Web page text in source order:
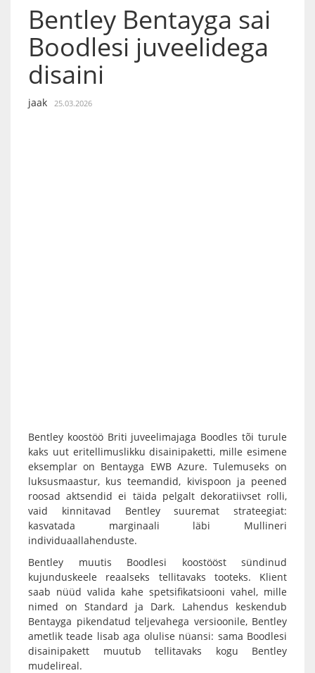
Bentley Bentayga sai
Boodlesi juveelidega
disaini
jaak 25.03.2026
Bentley koostöö Briti juveelimajaga Boodles tõi turule
kaks uut eritellimuslikku disainipaketti, mille esimene
eksemplar on Bentayga EWB Azure. Tulemuseks on
luksusmaastur, kus teemandid, kivispoon ja peened
roosad aktsendid ei täida pelgalt dekoratiivset rolli,
vaid kinnitavad Bentley suuremat strateegiat:
kasvatada marginaali läbi Mullineri
individuaallahenduste.
Bentley muutis Boodlesi koostööst sündinud
kujunduskeele reaalseks tellitavaks tooteks. Klient
saab nüüd valida kahe spetsifikatsiooni vahel, mille
nimed on Standard ja Dark. Lahendus keskendub
Bentayga pikendatud teljevahega versioonile, Bentley
ametlik teade lisab aga olulise nüansi: sama Boodlesi
disainipakett muutub tellitavaks kogu Bentley
mudelireal.